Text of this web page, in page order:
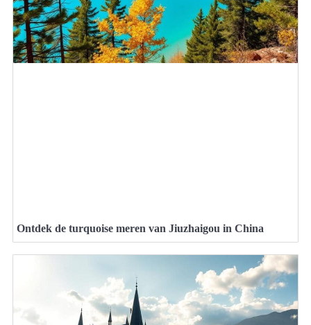
Ontdek de turquoise meren van Jiuzhaigou in China